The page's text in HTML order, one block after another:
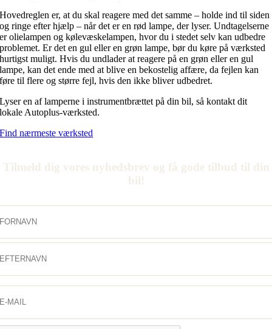
Hovedreglen er, at du skal reagere med det samme – holde ind til siden
og ringe efter hjælp – når det er en rød lampe, der lyser. Undtagelserne
er olielampen og kølevæskelampen, hvor du i stedet selv kan udbedre
problemet. Er det en gul eller en grøn lampe, bør du køre på værksted
hurtigst muligt. Hvis du undlader at reagere på en grøn eller en gul
lampe, kan det ende med at blive en bekostelig affære, da fejlen kan
føre til flere og større fejl, hvis den ikke bliver udbedret.
Lyser en af lamperne i instrumentbrættet på din bil, så kontakt dit
lokale Autoplus-værksted.
Find nærmeste værksted
Tilmeld dig vores nyhedsbrev og få gode tilbud til din
bil!